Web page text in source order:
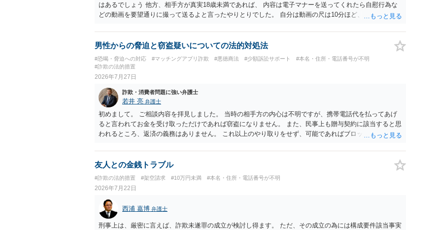
はあるでしょう 他方、相手方が真実18歳未満であれば、 内容は電子マナーを送ってくれたら自慰行為な
どの動画を要望通りに撮って送るよと言ったやりとりでした。 自分は動画の尺は10分ほど、服を着たまま
した。 そこから、撮影するまで暇なので顔の雰囲気の写真を交換して欲しい、住んでいる都道府県と区を
教えてと言われたので教えたりと言ったやり取りをしていました。 というやりとりは、青少年条例違反
男性からの脅迫と窃盗疑いについての法的対処法
#恐喝・脅迫への対応 #マッチングアプリ詐欺 #悪徳商法 #少額訴訟サポート
#本名・住所・電話番号が不明
#詐欺の法的措置
2026年7月27日
詐欺・消費者問題に強い弁護士
若井 亮 弁護士
初めまして。 ご相談内容を拝見しました。 当時の相手方の内心は不明ですが、携帯電話代を払ってあげ
ると言われてお金を受け取っただけであれば窃盗になりません。 また、民事上も贈与契約に該当すると思
われるところ、返済の義務はありません。 これ以上のやり取りをせず、可能であればブロックをするよう
になれば幸いです。
友人との金銭トラブル
#詐欺の法的措置 #架空請求 #10万円未満 #本名・住所・電話番号が不明
2026年7月22日
西浦 嘉博 弁護士
刑事上は、厳密に言えば、詐欺未遂罪の成立が検討し得ます。 ただ、その成立の為には構成要件該当事実